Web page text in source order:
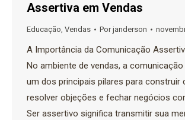
Assertiva em Vendas
Educação, Vendas Porjanderson
A Importância da Comunicação
No ambiente de vendas, a
um dos principais pilares para construir
resolver objeções e fechar negócios
Ser assertivo significa transmitir sua